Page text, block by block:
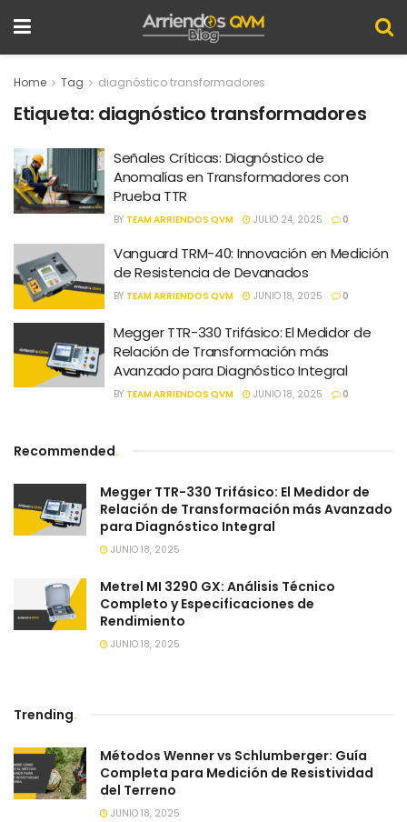
Home Tag diagnóstico transformadores
Etiqueta: diagnóstico transformadores
Señales Críticas: Diagnóstico de
Anomalías en Transformadores con
Prueba TTR
BY TEAM ARRIENDOS QVM JULIO 24, 2025 0
Vanguard TRM-40: Innovación en Medición
de Resistencia de Devanados
BY TEAM ARRIENDOS QVM JUNIO 18, 2025 0
Megger TTR-330 Trifásico: El Medidor de
Relación de Transformación más
Avanzado para Diagnóstico Integral
BY TEAM ARRIENDOS QVM JUNIO 18, 2025 0
Recommended.
Megger TTR-330 Trifásico: El Medidor de
Relación de Transformación más Avanzado
para Diagnóstico Integral
JUNIO 18, 2025
Metrel MI 3290 GX: Análisis Técnico
Completo y Especificaciones de
Rendimiento
JUNIO 18, 2025
Trending.
Métodos Wenner vs Schlumberger: Guía
Completa para Medición de Resistividad
del Terreno
JUNIO 18, 2025